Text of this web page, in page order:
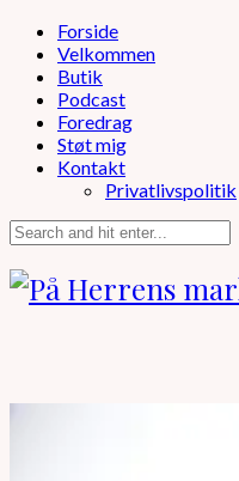
Forside
Velkommen
Butik
Podcast
Foredrag
Støt mig
Kontakt
Privatlivspolitik